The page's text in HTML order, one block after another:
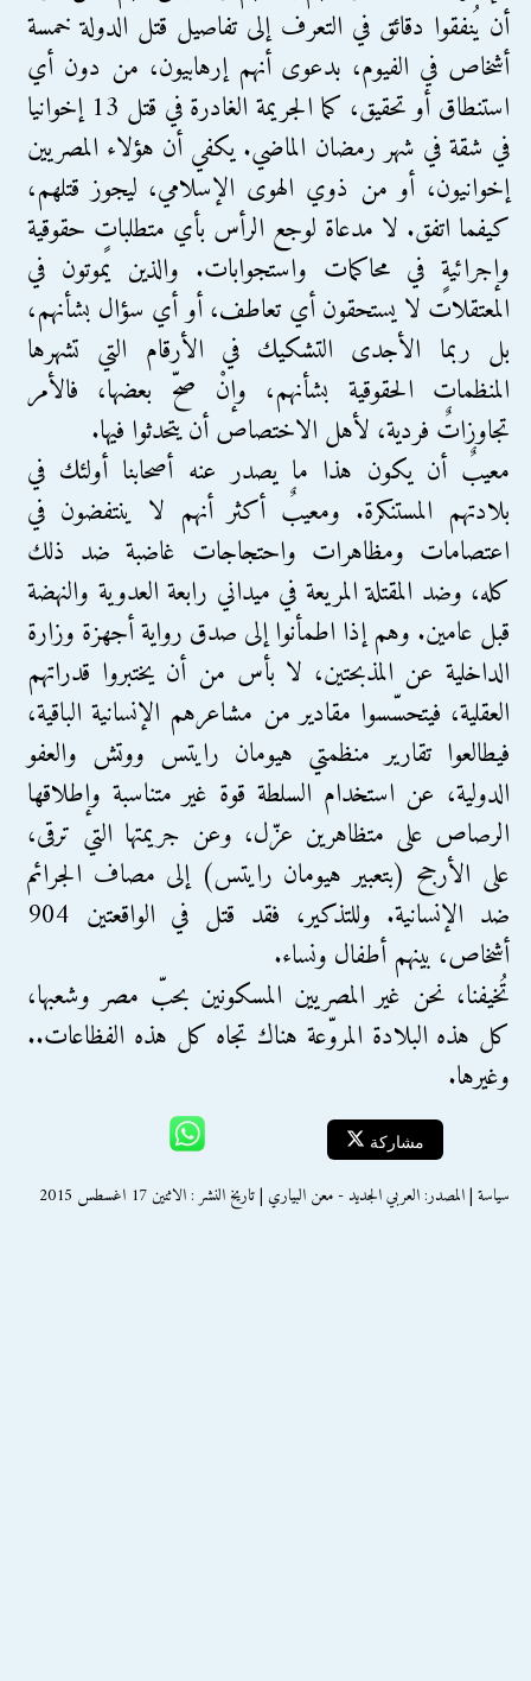
أن يُنفقوا دقائق في التعرف إلى تفاصيل قتل الدولة خمسة
أشخاص في الفيوم، بدعوى أنهم إرهابيون، من دون أي
استنطاق أو تحقيق، كما الجريمة الغادرة في قتل 13 إخوانيا
في شقة في شهر رمضان الماضي. يكفي أن هؤلاء المصريين
إخوانيون، أو من ذوي الهوى الإسلامي، ليجوز قتلهم،
كيفما اتفق. لا مدعاة لوجع الرأس بأي متطلباتٍ حقوقية
وإجرائيةٍ في محاكمات واستجوابات. والذين يموتون في
المعتقلات لا يستحقون أي تعاطف، أو أي سؤال بشأنهم،
بل ربما الأجدى التشكيك في الأرقام التي تشهرها
المنظمات الحقوقية بشأنهم، وإنْ صحّ بعضها، فالأمر
تجاوزاتٌ فردية، لأهل الاختصاص أن يتحدثوا فيها.
معيبٌ أن يكون هذا ما يصدر عنه أصحابنا أولئك في
بلادتهم المستنكرة. ومعيبٌ أكثر أنهم لا ينتفضون في
اعتصامات ومظاهرات واحتجاجات غاضبة ضد ذلك
كله، وضد المقتلة المريعة في ميداني رابعة العدوية والنهضة
قبل عامين. وهم إذا اطمأنوا إلى صدق رواية أجهزة وزارة
الداخلية عن المذبحتين، لا بأس من أن يختبروا قدراتهم
العقلية، فيتحسّسوا مقادير من مشاعرهم الإنسانية الباقية،
فيطالعوا تقارير منظمتي هيومان رايتس ووتش والعفو
الدولية، عن استخدام السلطة قوة غير متناسبة وإطلاقها
الرصاص على متظاهرين عزّل، وعن جريمتها التي ترقى،
على الأرجح (بتعبير هيومان رايتس) إلى مصاف الجرائم
ضد الإنسانية. وللتذكير، فقد قتل في الواقعتين 904
أشخاص، بينهم أطفال ونساء.
تُخيفنا، نحن غير المصريين المسكونين بحبّ مصر وشعبها،
كل هذه البلادة المروّعة هناك تجاه كل هذه الفظاعات..
وغيرها.
مشاركة
سياسة | المصدر: العربي الجديد - معن البياري | تاريخ النشر : الاثنين 17 اغسطس 2015